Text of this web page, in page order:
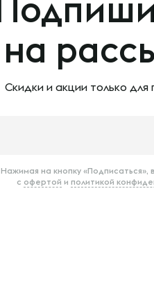
на
Скидки и акции только для
Нажимая на кнопку «Подписаться»,
с офертой и политикой